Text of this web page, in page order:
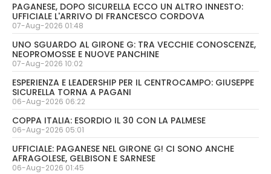
PAGANESE, DOPO SICURELLA ECCO UN ALTRO INNESTO:
UFFICIALE L'ARRIVO DI FRANCESCO CORDOVA
07-Aug-2026 01:48
UNO SGUARDO AL GIRONE G: TRA VECCHIE CONOSCENZE,
NEOPROMOSSE E NUOVE PANCHINE
07-Aug-2026 10:02
ESPERIENZA E LEADERSHIP PER IL CENTROCAMPO: GIUSEPPE
SICURELLA TORNA A PAGANI
06-Aug-2026 06:22
COPPA ITALIA: ESORDIO IL 30 CON LA PALMESE
06-Aug-2026 05:01
UFFICIALE: PAGANESE NEL GIRONE G! CI SONO ANCHE
AFRAGOLESE, GELBISON E SARNESE
06-Aug-2026 01:45